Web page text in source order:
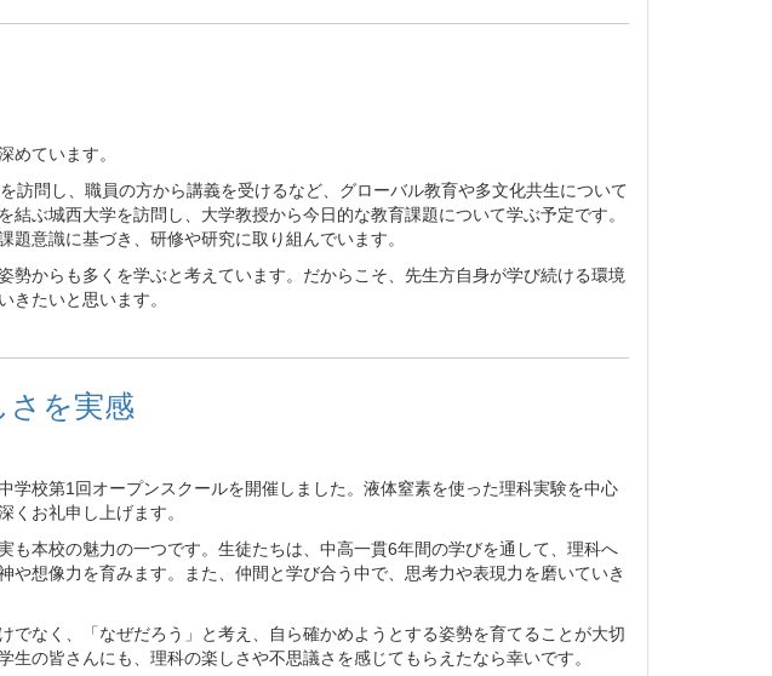
めています。
訪問し、職員の方から講義を受けるなど、グローバル教育や多文化共生について
ぶ城西大学を訪問し、大学教授から今日的な教育課題について学ぶ予定です。
意識に基づき、研修や研究に取り組んでいます。
勢からも多くを学ぶと考えています。だからこそ、先生方自身が学び続ける環境
きたいと思います。
さを実感
学校第1回オープンスクールを開催しました。液体窒素を使った理科実験を中心
くお礼申し上げます。
も本校の魅力の一つです。生徒たちは、中高一貫6年間の学びを通して、理科へ
や想像力を育みます。また、仲間と学び合う中で、思考力や表現力を磨いていき
でなく、「なぜだろう」と考え、自ら確かめようとする姿勢を育てることが大切
の皆さんにも、理科の楽しさや不思議さを感じてもらえたなら幸いです。